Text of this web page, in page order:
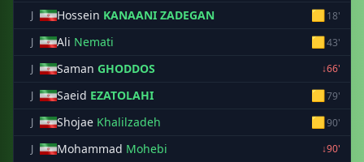
J
Hossein KANAANI ZADEGAN 🟨18'
J
Ali Nemati 🟨43'
J
Saman GHODDOS
↓66'
J
Saeid EZATOLAHI 🟨79'
J
Shojae Khalilzadeh 🟨90'
J
Mohammad Mohebi ↓90'